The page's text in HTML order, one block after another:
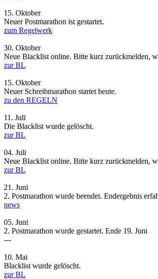
15. Oktober
Neuer Postmarathon ist gestartet.
zum Regelwerk
30. Oktober
Neue Blacklist online. Bitte kurz zurückmelden,
zur BL
15. Oktober
Neuer Schreibmarathon startet heute.
zu den REGELN
11. Juli
Die Blacklist wurde gelöscht.
zur BL
04. Juli
Neue Blacklist online. Bitte kurz zurückmelden,
zur BL
21. Juni
2. Postmarathon wurde beendet. Endergebnis
news
05. Juni
2. Postmarathon wurde gestartet. Ende 19. Juni
---
10. Mai
Blacklist wurde gelöscht.
zur BL